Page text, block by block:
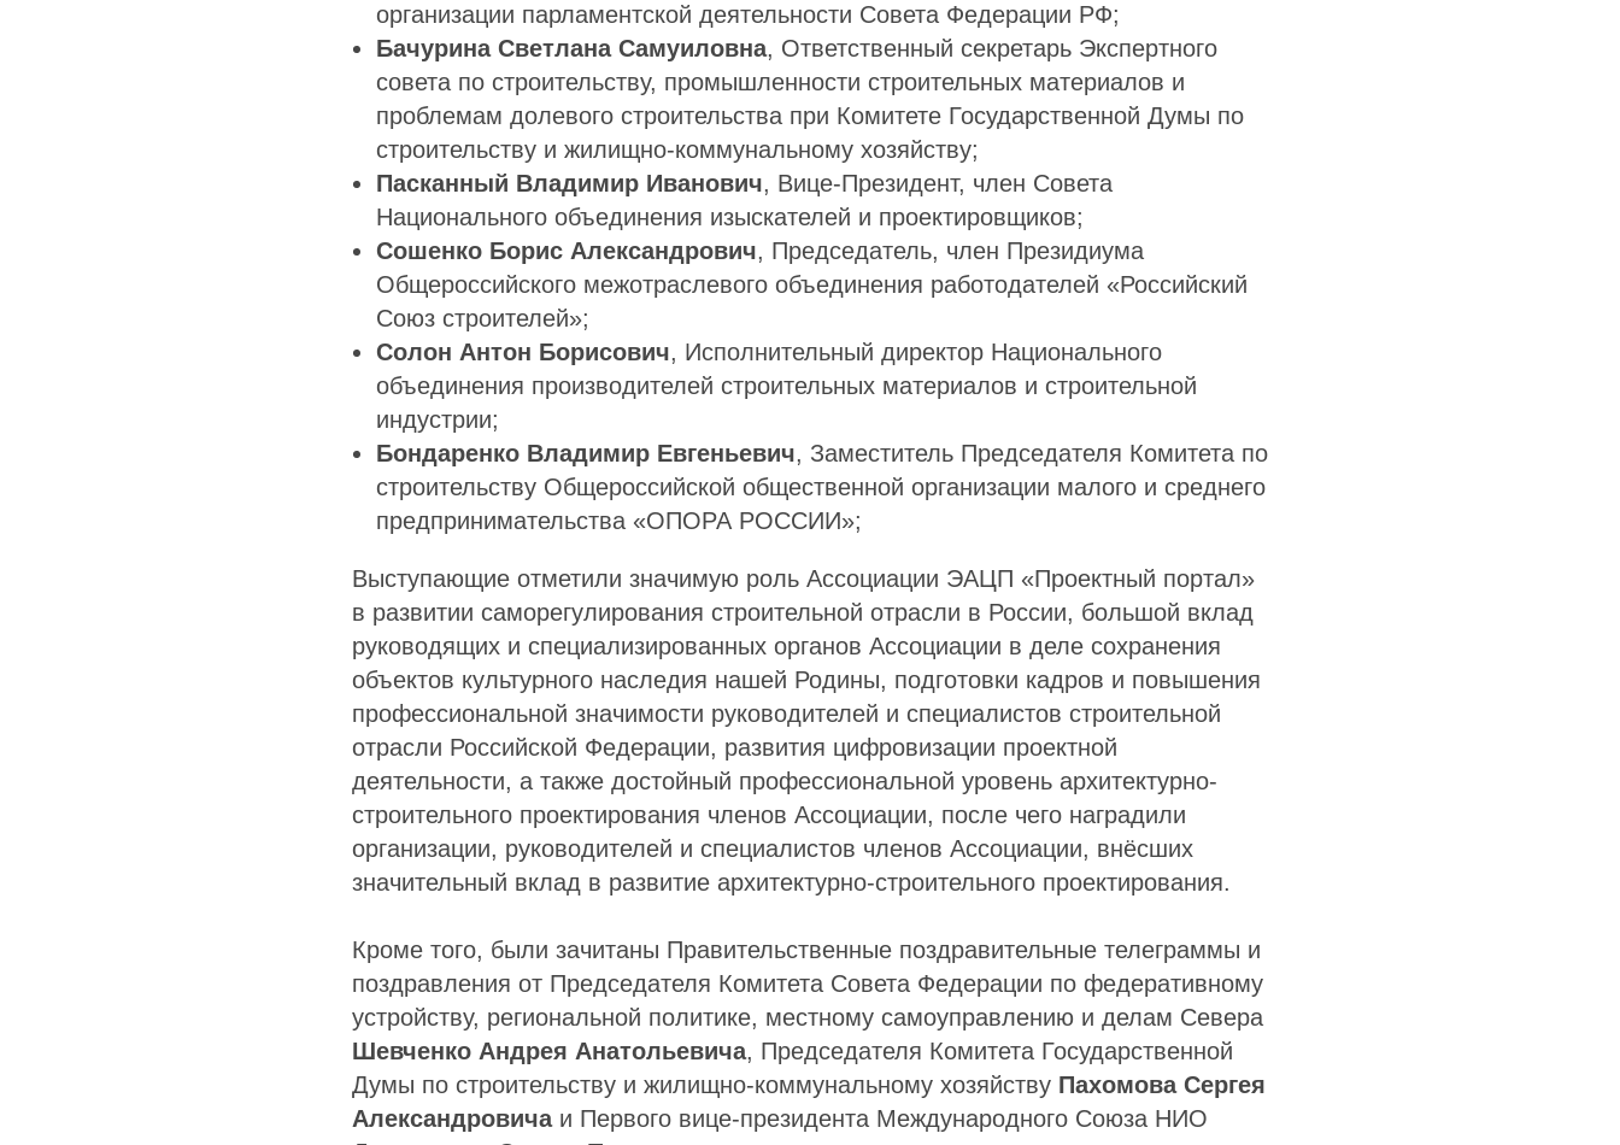
организации парламентской деятельности Совета Федерации РФ;
Бачурина Светлана Самуиловна, Ответственный секретарь Экспертного
совета по строительству, промышленности строительных материалов и
проблемам долевого строительства при Комитете Государственной Думы по
строительству и жилищно-коммунальному хозяйству;
Пасканный Владимир Иванович, Вице-Президент, член Совета
Национального объединения изыскателей и проектировщиков;
Сошенко Борис Александрович, Председатель, член Президиума
Общероссийского межотраслевого объединения работодателей «Российский
Союз строителей»;
Солон Антон Борисович, Исполнительный директор Национального
объединения производителей строительных материалов и строительной
индустрии;
Бондаренко Владимир Евгеньевич, Заместитель Председателя Комитета по
строительству Общероссийской общественной организации малого и среднего
предпринимательства «ОПОРА РОССИИ»;
Выступающие отметили значимую роль Ассоциации ЭАЦП «Проектный портал»
в развитии саморегулирования строительной отрасли в России, большой вклад
руководящих и специализированных органов Ассоциации в деле сохранения
объектов культурного наследия нашей Родины, подготовки кадров и повышения
профессиональной значимости руководителей и специалистов строительной
отрасли Российской Федерации, развития цифровизации проектной
деятельности, а также достойный профессиональной уровень архитектурно-
строительного проектирования членов Ассоциации, после чего наградили
организации, руководителей и специалистов членов Ассоциации, внёсших
значительный вклад в развитие архитектурно-строительного проектирования.
Кроме того, были зачитаны Правительственные поздравительные телеграммы и
поздравления от Председателя Комитета Совета Федерации по федеративному
устройству, региональной политике, местному самоуправлению и делам Севера
Шевченко Андрея Анатольевича, Председателя Комитета Государственной
Думы по строительству и жилищно-коммунальному хозяйству Пахомова Сергея
Александровичаи Первого вице-президента Международного Союза НИО